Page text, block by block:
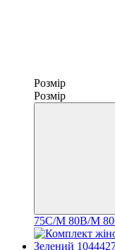
Розмір
Розмір
75C/M 80B/M